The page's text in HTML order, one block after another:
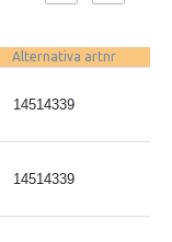
Alternativa artnr
14514339
14514339